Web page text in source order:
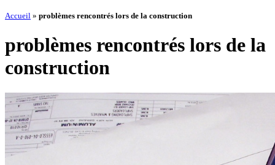
Accueil » problèmes rencontrés lors de la construction
problèmes rencontrés lors de la
construction